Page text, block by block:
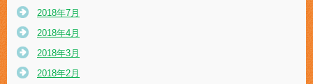
2018年7月
2018年4月
2018年3月
2018年2月